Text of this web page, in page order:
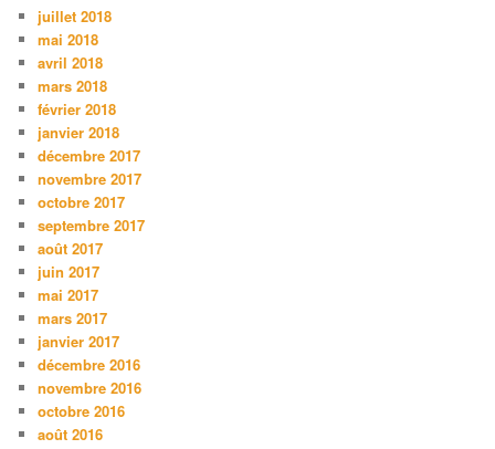
juillet 2018
mai 2018
avril 2018
mars 2018
février 2018
janvier 2018
décembre 2017
novembre 2017
octobre 2017
septembre 2017
août 2017
juin 2017
mai 2017
mars 2017
janvier 2017
décembre 2016
novembre 2016
octobre 2016
août 2016